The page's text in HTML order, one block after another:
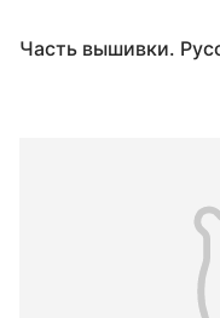
Часть вышивки.